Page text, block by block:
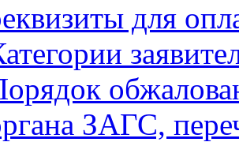
для
ЗАГС,